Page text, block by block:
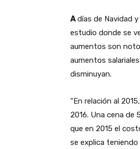
Adías de Navidad
estudio donde se
aumentos son
aumentos
disminuyan.
“En relación al
2016. Una cena de
que en 2015 el
se explica